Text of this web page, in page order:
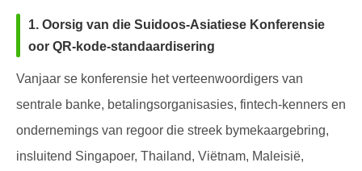
1. Oorsig van die Suidoos-Asiatiese Konferensie
oor QR-kode-standaardisering
Vanjaar se konferensie het verteenwoordigers van
sentrale banke, betalingsorganisasies, fintech-kenners en
ondernemings van regoor die streek bymekaargebring,
insluitend Singapoer, Thailand, Viëtnam, Maleisië,